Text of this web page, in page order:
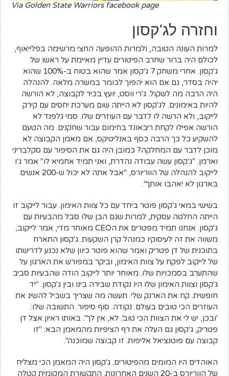
Via Golden State Warriors facebook page
וחזרה לג'קסון
למרות העונה הטובה, ולמרות ההופעה החצי מרשימה בפלייאוף,
לכולם היה ברור שחרב הפיטורים עדיין מאיימת על ראשו של
ג'קסון. אחרי משחק 7 ג'קסון אמר שהוא בטוח ב-100% שהוא
יהיה בסדר, גם אם הוא יהפוך לכומר במשרה מלאה. להנהלה
היה הרבה מה לשקול. ג'רי ווסט, יועץ בכיר לקבוצה, לא הורשה
להיות באימונים. לג'קסון לא הייתה שום מערכת יחסים עם קירק
לייקוב, ולא הרשה לו לדבר עם העוזרים שלו. סמי גלפנד לא
הורשה אפילו לקחת ריבאונד בחימום עבור שחקנים. מה הטעם
להשקיע כל כך הרבה כסף באנליטיקס, אם מאמן הקבוצה לא
מוכן לדבר עם המחלקה? כמובן היה גם את הסיפור עם סקלבריני
וארמן. "ג'קסון עשה עבודה נהדרת, ואני תמיד אחמיא לו" אמר ג'ו
לייקוב להנהלה של הווריורס, "אבל אתה לא יכול ש-200 אנשים
בארגון לא יאהבו אותך".
בשישי במאי ג'קסון פוטר ביחד עם כל צוות האימון. עבור לייקוב זו
הייתה החלטה עסקית, למרות שגם הבן שלו סבל מהבעיות עם
ג'קסון. אנחנו תמיד מפטרים את הCEO מאוחר מדי, אמר לייקוב,
משווה את זה לעיסוקיו כמנהל קרן השקעות. ג'קסון התארח
בתוכנית של דן פטריק ואמר שהוא פוטר כיוון שלא נכנע לדרישתו
של לייקוב לפקח על צוות האימון, וביקר במפורש את הארגון על
שהתערב בסמכויות שלו. מאוחר יותר לייקוב הודה שהבעיות סביב
ג'קסון וצוות האימון שלו היו נקודת שבירה בינו ובין ג'קסון. "יד
חופשית. קח את הארנק שלי. תעשה מה שצריך בשביל להשיג את
העוזרים הכי טובים בעולם. נקודה. סוף סיפור. התשובה שלו:
'ובכן, יש לי את הצוות הכי טוב'. לא, אין לך". באותו ראיון אצל דן
פטריק, ג'קסון גם העלה את רף הציפיות מהמאמן הבא: "זו
קבוצה עם פוטנציאל אליפות. זו קבוצה שמוכנה".
האוהדים היו המומים מהפיטורים. ג'קסון היה המאמן הכי מצליח
של הווריורס ב-20 השנים האחרונות. התקשורת המקומית קטלה